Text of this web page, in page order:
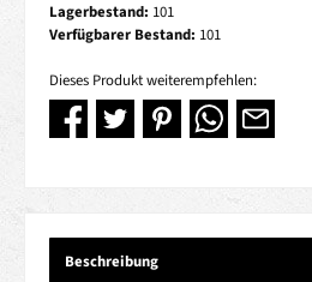
Lagerbestand: 101
Verfügbarer Bestand: 101
Dieses Produkt weiterempfehlen:
Beschreibung